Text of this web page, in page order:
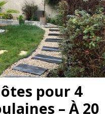
pour 4
– À 20